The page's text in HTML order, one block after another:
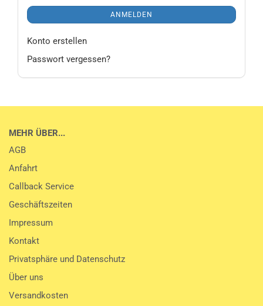
ANMELDEN
Konto erstellen
Passwort vergessen?
MEHR ÜBER...
AGB
Anfahrt
Callback Service
Geschäftszeiten
Impressum
Kontakt
Privatsphäre und Datenschutz
Über uns
Versandkosten